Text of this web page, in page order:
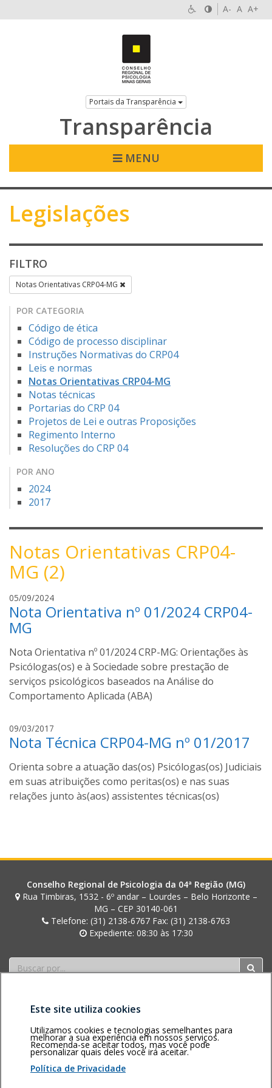
A- A A+
Portais da Transparência
Transparência
MENU
Legislações
FILTRO
Notas Orientativas CRP04-MG
POR CATEGORIA
Código de ética
Código de processo disciplinar
Instruções Normativas do CRP04
Leis e normas
Notas Orientativas CRP04-MG
Notas técnicas
Portarias do CRP 04
Projetos de Lei e outras Proposições
Regimento Interno
Resoluções do CRP 04
POR ANO
2024
2017
Notas Orientativas CRP04-
MG (2)
05/09/2024n
i
a
b
a
b
a
Nota Orientativa nº 01/2024 CRP04-
MG
Nota Orientativa nº 01/2024 CRP-MG: Orientações às
Psicólogas(os) e à Sociedade sobre prestação de
serviços psicológicos baseados na Análise do
Comportamento Aplicada (ABA)
09/03/2017
i
r
a
b
s
Nota Técnica CRP04-MG nº 01/2017
Orienta sobre a atuação das(os) Psicólogas(os) Judiciais
em suas atribuições como peritas(os) e nas suas
relações junto às(aos) assistentes técnicas(os)
Conselho Regional de Psicologia da 04ª Região (MG)
Rua Timbiras, 1532 - 6º andar – Lourdes – Belo Horizonte –
MG – CEP 30140-061
Telefone: (31) 2138-6767 Fax: (31) 2138-6763
Expediente: 08:30 às 17:30
Buscar
Área restritaPolítica de
privacidadePersonalização
de cookies
Este site utiliza cookies
Utilizamos cookies e tecnologias semelhantes para
melhorar a sua experiência em nossos serviços.
Recomenda-se aceitar todos, mas você pode
personalizar quais deles você irá aceitar.
Política de Privacidade